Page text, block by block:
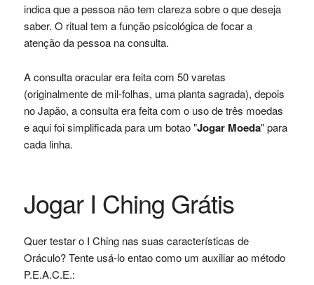
indica que a pessoa não tem clareza sobre o que deseja
saber. O ritual tem a função psicológica de focar a
atenção da pessoa na consulta.
A consulta oracular era feita com 50 varetas
(originalmente de mil-folhas, uma planta sagrada), depois
no Japão, a consulta era feita com o uso de três moedas
e aqui foi simplificada para um botao "Jogar Moeda" para
cada linha.
Jogar I Ching Grátis
Quer testar o I Ching nas suas características de
Oráculo? Tente usá-lo entao como um auxiliar ao método
P.E.A.C.E.: